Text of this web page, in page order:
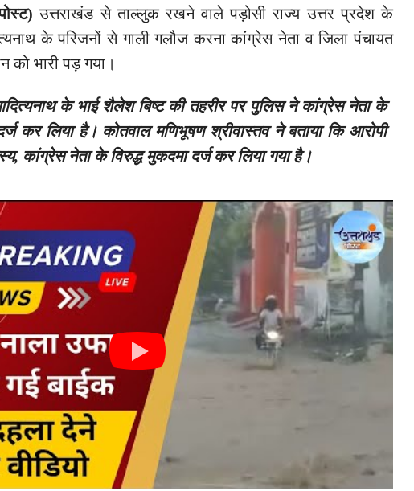
) उत्तराखंड से ताल्लुक रखने वाले पड़ोसी राज्य उत्तर प्रदेश के
के परिजनों से गाली गलौज करना कांग्रेस नेता व जिला पंचायत
को भारी पड़ गया।
के भाई शैलेश बिष्ट की तहरीर पर पुलिस ने कांग्रेस नेता के
कर लिया है। कोतवाल मणिभूषण श्रीवास्तव ने बताया कि आरोपी
कांग्रेस नेता के विरुद्ध मुकदमा दर्ज कर लिया गया है।